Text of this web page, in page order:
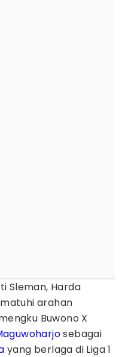
Sleman, Harda
arahan
Buwono X
sebagai
yang berlaga di Liga 1